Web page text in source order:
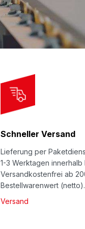
Schneller Versand
Lieferung per
1-3 Werktagen innerhalb
Versandkostenfrei ab
Bestellwarenwert (netto).
Versand